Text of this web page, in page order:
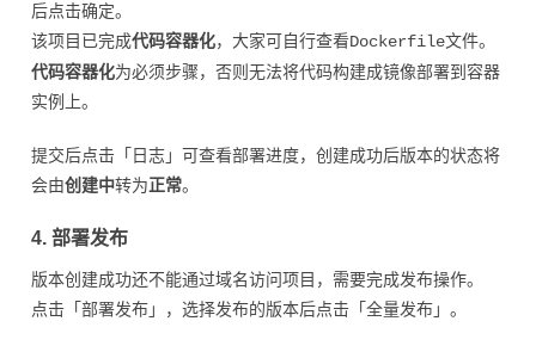
后点击确定。
该项目已完成代码容器化，大家可自行查看Dockerfile文件。
代码容器化为必须步骤，否则无法将代码构建成镜像部署到容器
实例上。
提交后点击「日志」可查看部署进度，创建成功后版本的状态将
会由创建中转为正常。
4. 部署发布
版本创建成功还不能通过域名访问项目，需要完成发布操作。
点击「部署发布」，选择发布的版本后点击「全量发布」。